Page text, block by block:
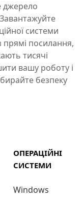
джерело
системи
посилання,
тисячі
вашу роботу і
безпеку
ОПЕРАЦІЙНІ
СИСТЕМИ
Windows